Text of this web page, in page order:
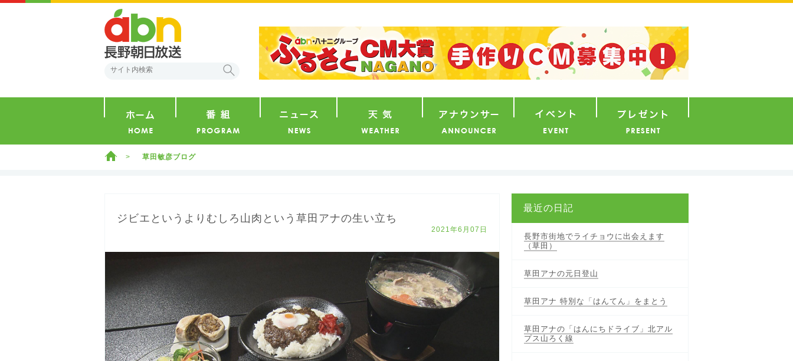
ホーム 草田敏彦ブログ
ジビエというよりむしろ山肉という草田アナの生い立ち
2021年6月07日
最近の日記
長野市街地でライチョウに出会えます
（草田）
草田アナの元日登山
草田アナ 特別な「はんてん」をまとう
草田アナの「はんにちドライブ」北アル
プス山ろく線